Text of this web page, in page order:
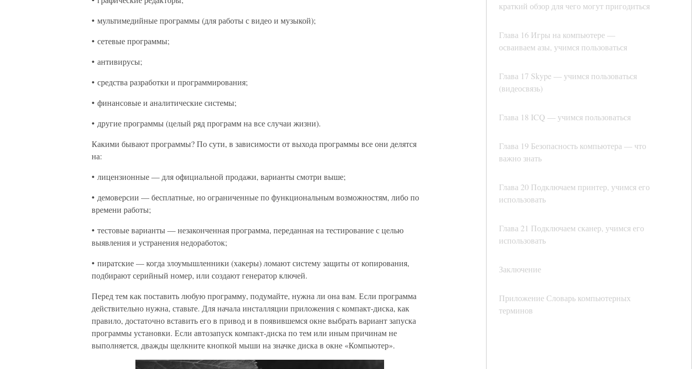
краткий обзор для чего могут пригодиться
Глава 16 Игры на компьютере —
осваиваем азы, учимся пользоваться
Глава 17 Skype — учимся пользоваться
(видеосвязь)
Глава 18 ICQ — учимся пользоваться
Глава 19 Безопасность компьютера — что
важно знать
Глава 20 Подключаем принтер, учимся его
использовать
Глава 21 Подключаем сканер, учимся его
использовать
Заключение
Приложение Словарь компьютерных
терминов
• мультимедийные программы (для работы с видео и музыкой);
• сетевые программы;
• антивирусы;
• средства разработки и программирования;
• финансовые и аналитические системы;
• другие программы (целый ряд программ на все случаи жизни).
Какими бывают программы? По сути, в зависимости от выхода программы все они делятся
на:
• лицензионные — для официальной продажи, варианты смотри выше;
• демоверсии — бесплатные, но ограниченные по функциональным возможностям, либо по
времени работы;
• тестовые варианты — незаконченная программа, переданная на тестирование с целью
выявления и устранения недоработок;
• пиратские — когда злоумышленники (хакеры) ломают систему защиты от копирования,
подбирают серийный номер, или создают генератор ключей.
Перед тем как поставить любую программу, подумайте, нужна ли она вам. Если программа
действительно нужна, ставьте. Для начала инсталляции приложения с компакт-диска, как
правило, достаточно вставить его в привод и в появившемся окне выбрать вариант запуска
программы установки. Если автозапуск компакт-диска по тем или иным причинам не
выполняется, дважды щелкните кнопкой мыши на значке диска в окне «Компьютер».